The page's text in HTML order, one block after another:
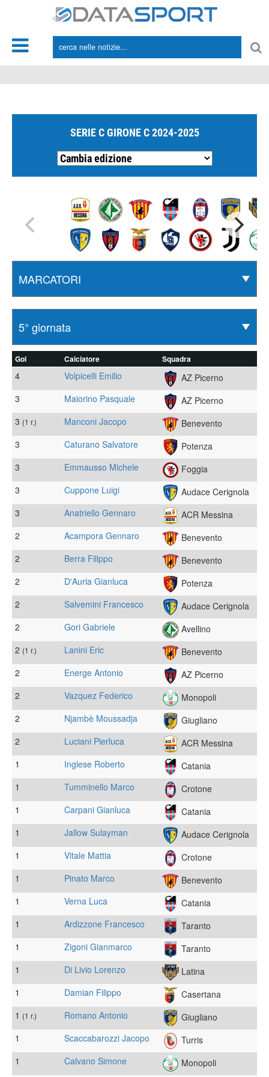
SERIE C GIRONE C 2024-2025
Gol Calciatore Squadra
4 Volpicelli Emilio
AZ Picerno
3
Maiorino Pasquale
AZ Picerno
3 (1 r.) Manconi Jacopo
Benevento
3
Caturano Salvatore
Potenza
3
Emmausso Michele
Foggia
3
Cuppone Luigi
Audace Cerignola
3
Anatriello Gennaro
ACR Messina
2
Acampora Gennaro
Benevento
2
Berra Filippo
Benevento
2
D'Auria Gianluca
Potenza
2
Salvemini Francesco
Audace Cerignola
2
Gori Gabriele
Avellino
2 (1 r.) Lanini Eric
Benevento
2
Energe Antonio
AZ Picerno
2
Vazquez Federico
Monopoli
2
Njambè Moussadja
Giugliano
2
Luciani Pierluca
ACR Messina
1
Inglese Roberto
Catania
1
Tumminello Marco
Crotone
1
Carpani Gianluca
Catania
1
Jallow Sulayman
Audace Cerignola
1
Vitale Mattia
Crotone
1
Pinato Marco
Benevento
1
Verna Luca
Catania
1
Ardizzone Francesco
Taranto
1
Zigoni Gianmarco
Taranto
1
Di Livio Lorenzo
Latina
1
Damian Filippo
Casertana
1 (1 r.) Romano Antonio
Giugliano
1
Scaccabarozzi Jacopo
Turris
1
Calvano Simone Monopoli